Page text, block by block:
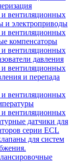
вентиляционных
и электроприводы
вентиляционных
компенсаторы
вентиляционных
давления
вентиляционных
и перепада
вентиляционных
вентиляционных
датчики для
серии ECL
для систем